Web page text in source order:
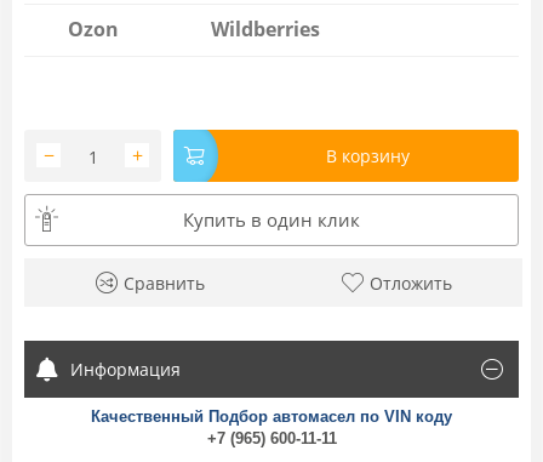
Ozon Wildberries
+
− В корзину
Купить в один клик
Сравнить Отложить
Информация
Качественный Подбор автомасел по VIN коду
+7 (965) 600-11-11